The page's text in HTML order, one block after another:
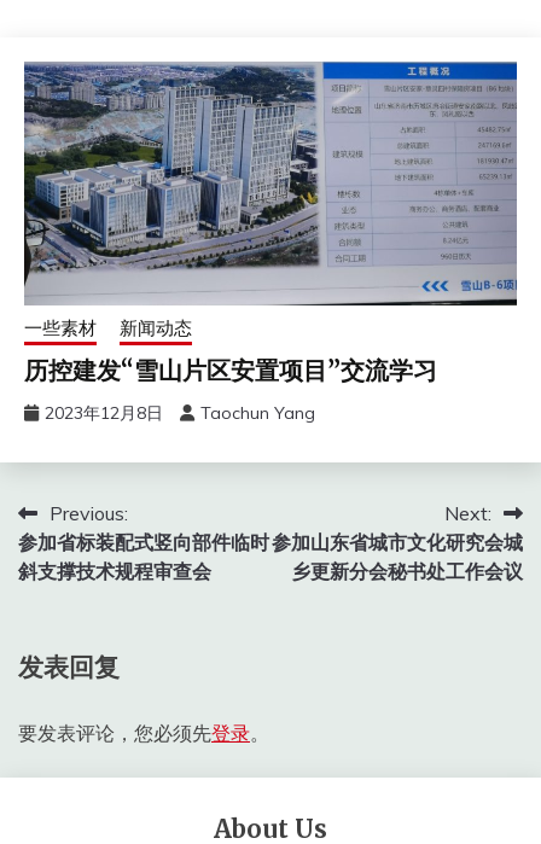
一些素材 新闻动态
历控建发“雪山片区安置项目”交流学习
2023年12月8日 Taochun Yang
文
章
航
Previous:
参加省标装配式竖向部件临时
斜支撑技术规程审查会
Next:
参加山东省城市文化研究会城
乡更新分会秘书处工作会议
发表回复
要发表评论，您必须先登录。
About Us